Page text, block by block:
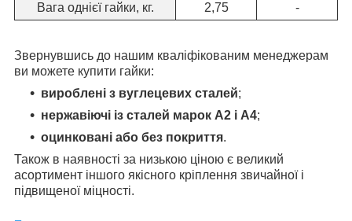
Вага однієї гайки, кг. 2,75 -
Звернувшись до нашим кваліфікованим менеджерам
ви можете купити гайки:
вироблені з вуглецевих сталей;
нержавіючі із сталей марок А2 і А4;
оцинковані або без покриття.
Також в наявності за низькою ціною є великий
асортимент іншого якісного кріплення звичайної і
підвищеної міцності.